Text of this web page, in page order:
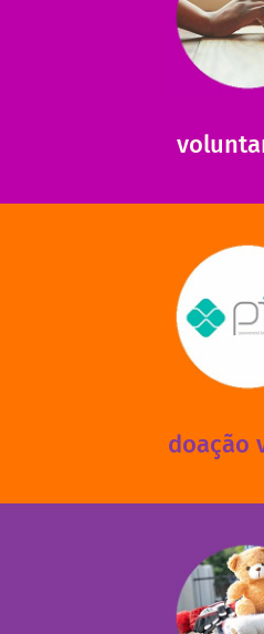
ajudar com certos assuntos.
saiba como
saiba
doação
via PIX? Elas também
mantermos nossas
saiba
fale